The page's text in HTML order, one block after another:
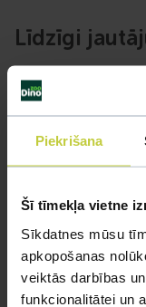
Piekrišana
Šī tīmekļa vietne
Sīkdatnes mūsu
apkopošanas
veiktās darbības
funkcionalitātei un
Līdzīgi
Mūsu eksperti
UZDOT
kaķis apēdis
Ja kaķim gadījies
garnelēm
būt?Kā kaķis